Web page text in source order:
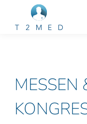
MESSEN